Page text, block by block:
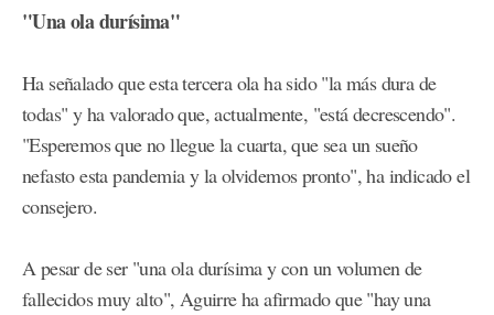
"Una ola durísima"
Ha señalado que esta tercera ola ha sido "la más dura de
todas" y ha valorado que, actualmente, "está decrescendo".
"Esperemos que no llegue la cuarta, que sea un sueño
nefasto esta pandemia y la olvidemos pronto", ha indicado el
consejero.
A pesar de ser "una ola durísima y con un volumen de
fallecidos muy alto", Aguirre ha afirmado que "hay una